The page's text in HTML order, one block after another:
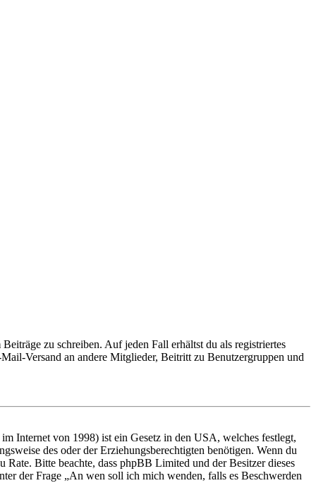
zu schreiben. Auf jeden Fall erhältst du als registriertes
Versand an andere Mitglieder, Beitritt zu Benutzergruppen und
Internet von 1998) ist ein Gesetz in den USA, welches festlegt,
des oder der Erziehungsberechtigten benötigen. Wenn du
Bitte beachte, dass phpBB Limited und der Besitzer dieses
der Frage „An wen soll ich mich wenden, falls es Beschwerden